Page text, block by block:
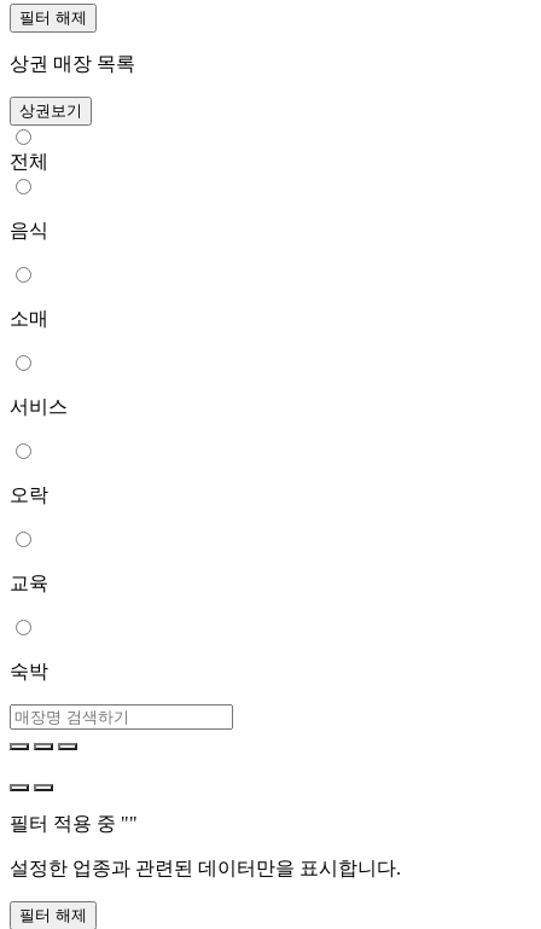
필터 해제
상권 매장 목록
상권보기
전체
음식
소매
서비스
오락
교육
숙박
필터 적용 중 ""
설정한 업종과 관련된 데이터만을 표시합니다.
필터 해제